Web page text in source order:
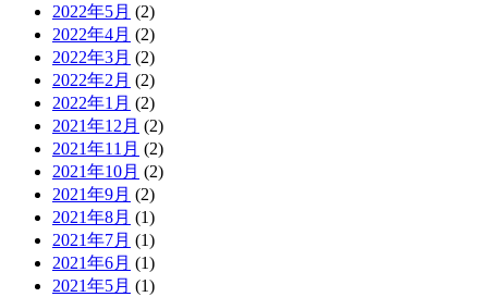
2022年5月 (2)
2022年4月 (2)
2022年3月 (2)
2022年2月 (2)
2022年1月 (2)
2021年12月 (2)
2021年11月 (2)
2021年10月 (2)
2021年9月 (2)
2021年8月 (1)
2021年7月 (1)
2021年6月 (1)
2021年5月 (1)